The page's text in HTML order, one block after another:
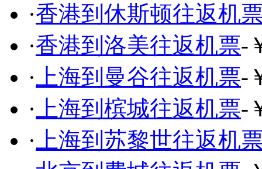
·香港到休斯顿往返机
·香港到洛美往返机票-
· 上海到曼谷往返机票-
· 上海到槟城往返机票-
· 上海到苏黎世往返机